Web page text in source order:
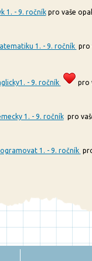
1. - 9. ročníkpro vaše
1. - 9. ročník pro
- 9. ročník pro
1. - 9. ročníkpro
1. - 9. ročník